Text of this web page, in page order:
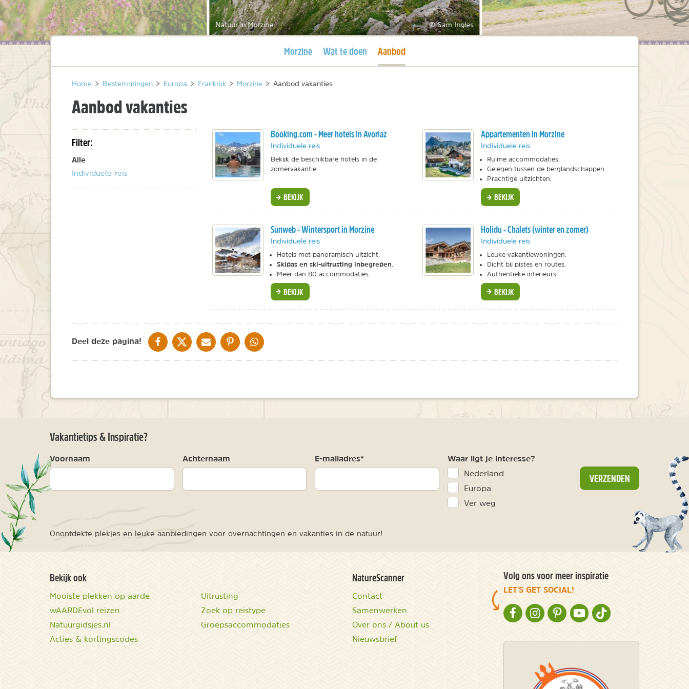
Natuur in Morzine © Sam Ingles
Huidige pagina
Morzine Wat te doen Huidige pagina
Aanbod
Home > Bestemmingen > Europa > Frankrijk > Morzine > Aanbod vakanties
Aanbod vakanties
Filter:
Alle
Individuele reis
Booking.com - Meer hotels in Avoriaz
Individuele reis
Bekijk de beschikbare hotels in de
zomervakantie.
BEKIJK
Appartementen in Morzine
Individuele reis
Ruime accommodaties.
Gelegen tussen de berglandschappen.
Prachtige uitzichten.
BEKIJK
Sunweb - Wintersport in Morzine
Individuele reis
Hotels met panoramisch uitzicht.
Skipas en ski-uitrusting inbegrepen
Meer dan 80 accommodaties.
BEKIJK
Holidu - Chalets (winter en zomer)
Individuele reis
Leuke vakantiewoningen.
Dicht bij pistes en routes.
Authentieke interieurs.
BEKIJK
Deel deze pagina! DELEN OP FACEBOOK
DELEN OP XDELEN VIA DE MAIL
DELEN OP PINTEREST
DELEN OP WHATSAPP
Vakantietips & Inspiratie?
Voornaam Achternaam E-mailadres* Waar ligt je interesse?
Nederland
Europa
Ver weg
VERZENDEN
Onontdekte plekjes en leuke aanbiedingen voor overnachtingen en vakanties in de natuur!
Bekijk ook
Mooiste plekken op aarde
wAARDEvol reizen
Natuurgidsjes.nl
Acties & kortingscodes
Uitrusting
Zoek op reistype
Groepsaccommodaties
NatureScanner
Contact
Samenwerken
Over ons / About us
Nieuwsbrief
Volg ons voor meer inspiratie
LET'S GET SOCIAL!
NATURESCANNER OP FACEBOOK
NATURESCANNER OP INSTAGRAM
NATURESCANNER OP PINTEREST
NATURESCANNER OP YOUTUBE
NATURESCANNER OP